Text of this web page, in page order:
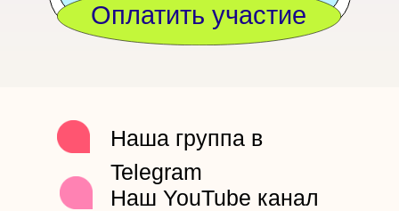
Оплатить участие
Наша группа в
Telegram
Наш YouTube канал